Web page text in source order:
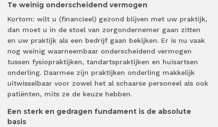
Te weinig onderscheidend vermogen
Kortom: wilt u (financieel) gezond blijven met uw praktijk,
dan moet u in de stoel van zorgondernemer gaan zitten
en uw praktijk als een bedrijf gaan bekijken. Er is nu vaak
nog weinig waarneembaar onderscheidend vermogen
tussen fysiopraktijken, tandartspraktijken en huisartsen
onderling. Daarmee zijn praktijken onderling makkelijk
uitwisselbaar voor zowel het al schaarse personeel als ook
patiënten, mits ze de keuze hebben.
Een sterk en gedragen fundament is de absolute
basis